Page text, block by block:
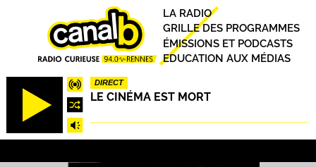
DIRECT
LE CINÉMA EST MORT
Principal
LA RADIO
GRILLE DES PROGRAMMES
ÉMISSIONS ET PODCASTS
EDUCATION AUX MÉDIAS